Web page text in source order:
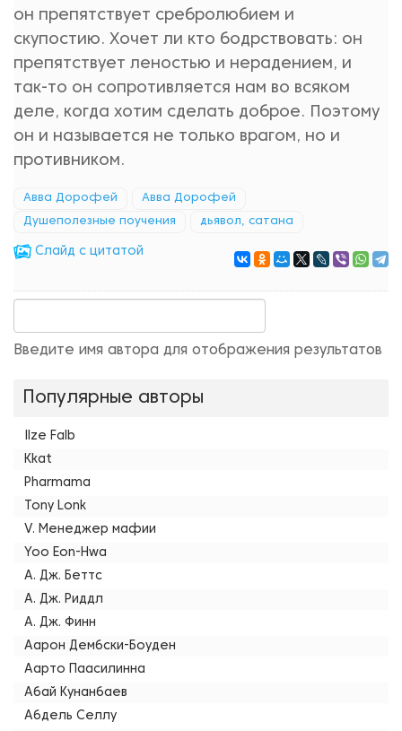
он препятствует сребролюбием и
скупостию. Хочет ли кто бодрствовать: он
препятствует леностью и нерадением, и
так-то он сопротивляется нам во всяком
деле, когда хотим сделать доброе. Поэтому
он и называется не только врагом, но и
противником.
Авва Дорофей Авва Дорофей
Душеполезные поучения дьявол, сатана
Cлайд с цитатой
Введите имя автора для отображения результатов
Популярные авторы
Ilze Falb
Kkat
Pharmama
Tony Lonk
V. Менеджер мафии
Yoo Eon-Hwa
А. Дж. Беттс
А. Дж. Риддл
А. Дж. Финн
Аарон Дембски-Боуден
Аарто Паасилинна
Абай Кунанбаев
Абдель Селлу